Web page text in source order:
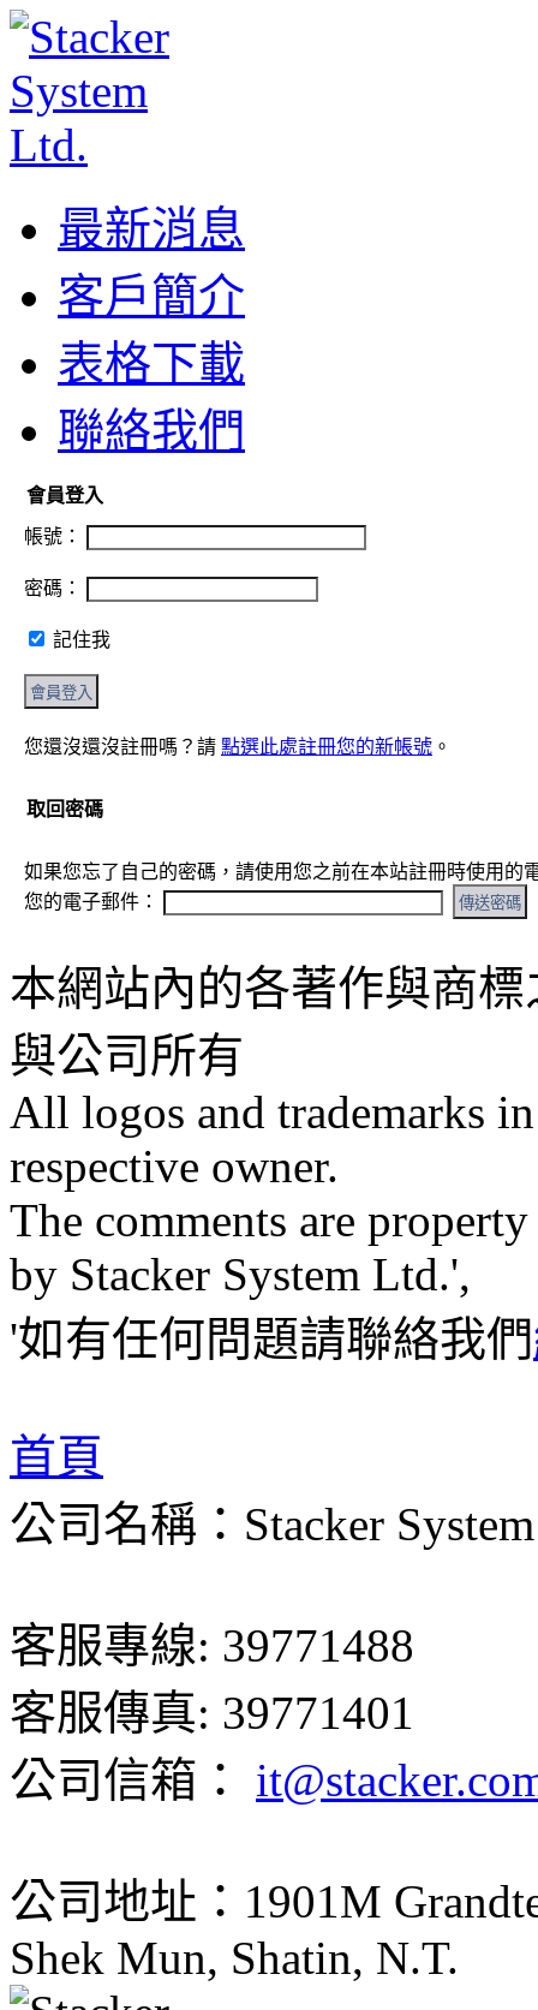
最新消息
客戶簡介
表格下載
聯絡我們
會員登入
帳號：
密碼：
記住我
您還沒還沒註冊嗎？請 點選此處註冊您的新帳號 。
取回密碼
如果您忘了自己的密碼，請使用您之前在本站註冊時使用的
您的電子郵件：
本網站內的各著作與商
與公司所有
All logos and trademarks
respective owner.
The comments are
by Stacker System Ltd.',
'如有任何問題請聯絡我們
首頁
公司名稱：Stacker
客服專線: 39771488
客服傳真: 39771401
公司信箱：
公司地址：1901M
Shek Mun, Shatin, N.T.